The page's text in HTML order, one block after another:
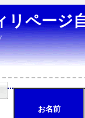
リページ
お名前